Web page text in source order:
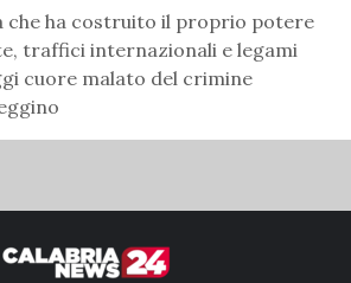
che ha costruito il proprio potere
traffici internazionali e legami
cuore malato del crimine